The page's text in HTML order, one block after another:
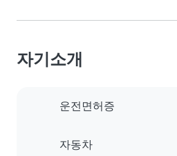
자기소개
운전면허증
자동차